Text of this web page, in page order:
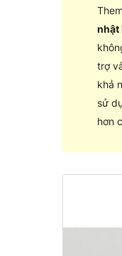
nhật
trợ
khả
sử
hơn